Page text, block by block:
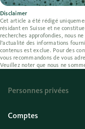
Disclaimer
Cet article a été rédigé
résidant en Suisse et ne
recherches approfondies, nous
l'actualité des informations
contenus est exclue. Pour des
vous recommandons de vous
Veuillez noter que nous ne
Personnes privées
Comptes